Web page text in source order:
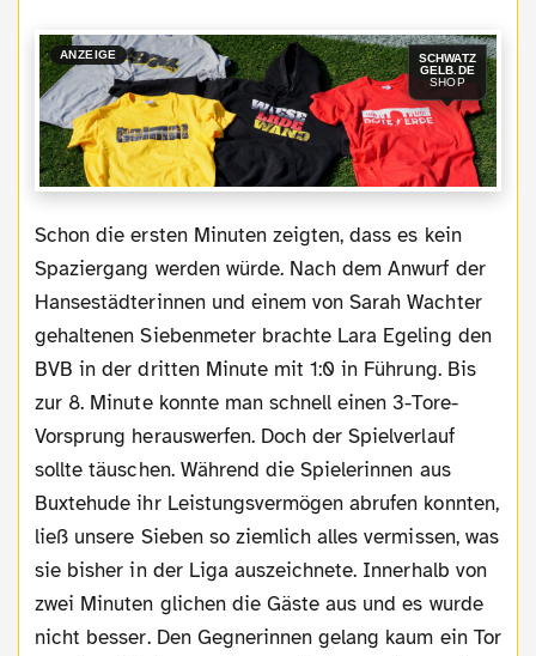
ANZEIGE
SCHWATZ
GELB.DE
SHOP
Schon die ersten Minuten zeigten, dass es kein
Spaziergang werden würde. Nach dem Anwurf der
Hansestädterinnen und einem von Sarah Wachter
gehaltenen Siebenmeter brachte Lara Egeling den
BVB in der dritten Minute mit 1:0 in Führung. Bis
zur 8. Minute konnte man schnell einen 3-Tore-
Vorsprung herauswerfen. Doch der Spielverlauf
sollte täuschen. Während die Spielerinnen aus
Buxtehude ihr Leistungsvermögen abrufen konnten,
ließ unsere Sieben so ziemlich alles vermissen, was
sie bisher in der Liga auszeichnete. Innerhalb von
zwei Minuten glichen die Gäste aus und es wurde
nicht besser. Den Gegnerinnen gelang kaum ein Tor